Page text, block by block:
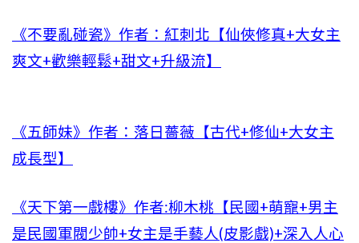
《不要亂碰瓷》作者：紅刺北【仙俠修真+大女主
爽文+歡樂輕鬆+甜文+升級流】
《五師妹》作者：落日薔薇【古代+修仙+大女主
成長型】
《天下第一戲樓》作者:柳木桃【民國+萌寵+男主
是民國軍閥少帥+女主是手藝人(皮影戲)+深入人心